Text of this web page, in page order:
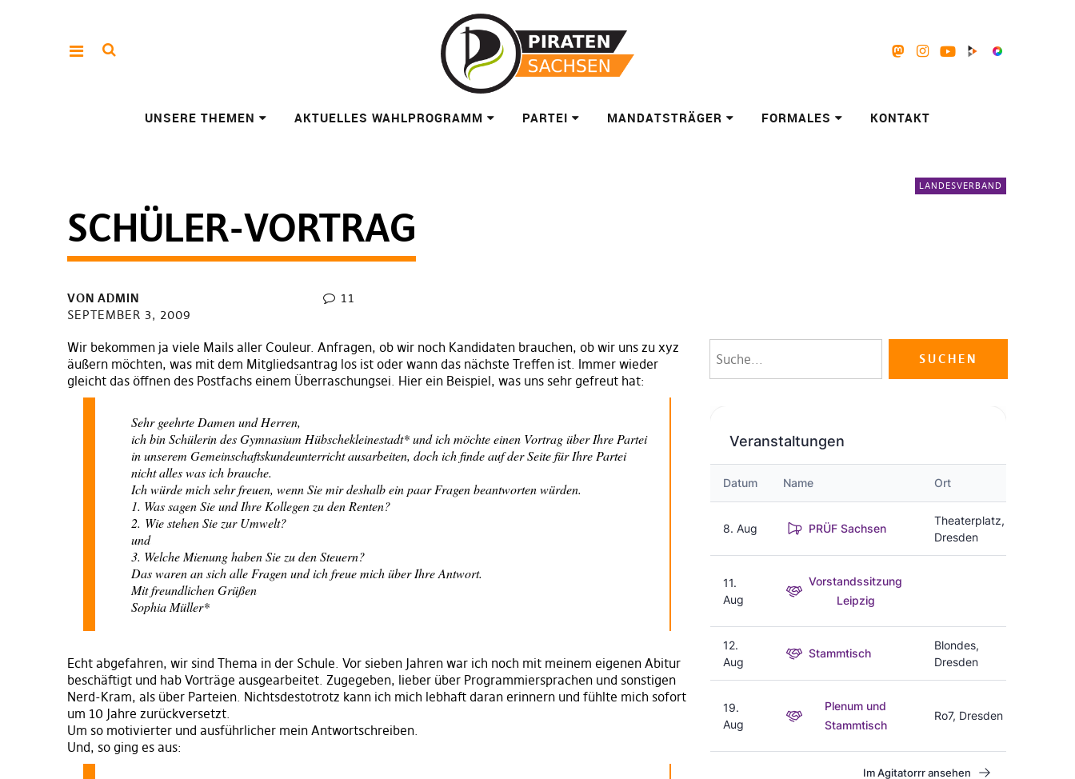
UNSERE THEMEN AKTUELLES WAHLPROGRAMM PARTEI MANDATSTRÄGER FORMALES KONTAKT
LANDESVERBAND
SCHÜLER-VORTRAG
VON ADMIN
SEPTEMBER 3, 2009
11
Wir bekommen ja viele Mails aller Couleur. Anfragen, ob wir noch Kandidaten brauchen, ob wir uns zu xyz
äußern möchten, was mit dem Mitgliedsantrag los ist oder wann das nächste Treffen ist. Immer wieder
gleicht das öffnen des Postfachs einem Überraschungsei. Hier ein Beispiel, was uns sehr gefreut hat:
Sehr geehrte Damen und Herren,
ich bin Schülerin des Gymnasium Hübschekleinestadt* und ich möchte einen Vortrag über Ihre Partei
in unserem Gemeinschaftskundeunterricht ausarbeiten, doch ich finde auf der Seite für Ihre Partei
nicht alles was ich brauche.
Ich würde mich sehr freuen, wenn Sie mir deshalb ein paar Fragen beantworten würden.
1. Was sagen Sie und Ihre Kollegen zu den Renten?
2. Wie stehen Sie zur Umwelt?
und
3. Welche Mienung haben Sie zu den Steuern?
Das waren an sich alle Fragen und ich freue mich über Ihre Antwort.
Mit freundlichen Grüßen
Sophia Müller*
Echt abgefahren, wir sind Thema in der Schule. Vor sieben Jahren war ich noch mit meinem eigenen Abitur
beschäftigt und hab Vorträge ausgearbeitet. Zugegeben, lieber über Programmiersprachen und sonstigen
Nerd-Kram, als über Parteien. Nichtsdestotrotz kann ich mich lebhaft daran erinnern und fühlte mich sofort
um 10 Jahre zurückversetzt.
Um so motivierter und ausführlicher mein Antwortschreiben.
Und, so ging es aus: